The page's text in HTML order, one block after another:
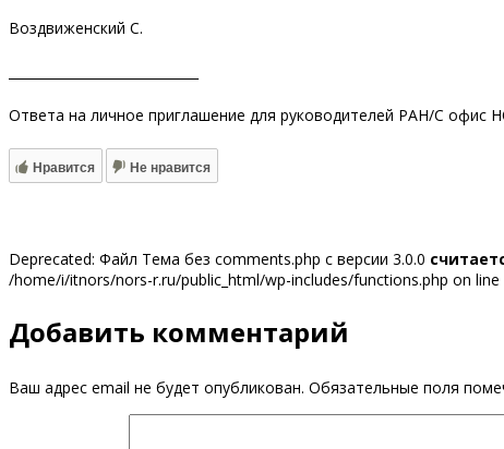
Воздвиженский С.
Ответа на личное приглашение для руководителей РАН/С офис
Нравится Не нравится
Deprecated: Файл Тема без comments.php с версии 3.0.0
/home/i/itnors/nors-r.ru/public_html/wp-includes/functions.php on line
Добавить комментарий
Ваш адрес email не будет опубликован. Обязательные поля